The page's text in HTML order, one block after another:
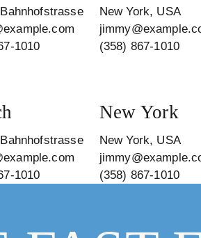
1010
New York, USA
(358) 867-1010
1010
New York
New York, USA
(358) 867-1010